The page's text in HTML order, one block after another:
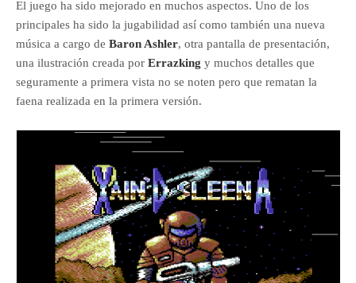
El juego ha sido mejorado en muchos aspectos. Uno de los
principales ha sido la jugabilidad así como también una nueva
música a cargo de Baron Ashler, otra pantalla de presentación,
una ilustración creada por Errazking y muchos detalles que
seguramente a primera vista no se noten pero que rematan la
faena realizada en la primera versión.